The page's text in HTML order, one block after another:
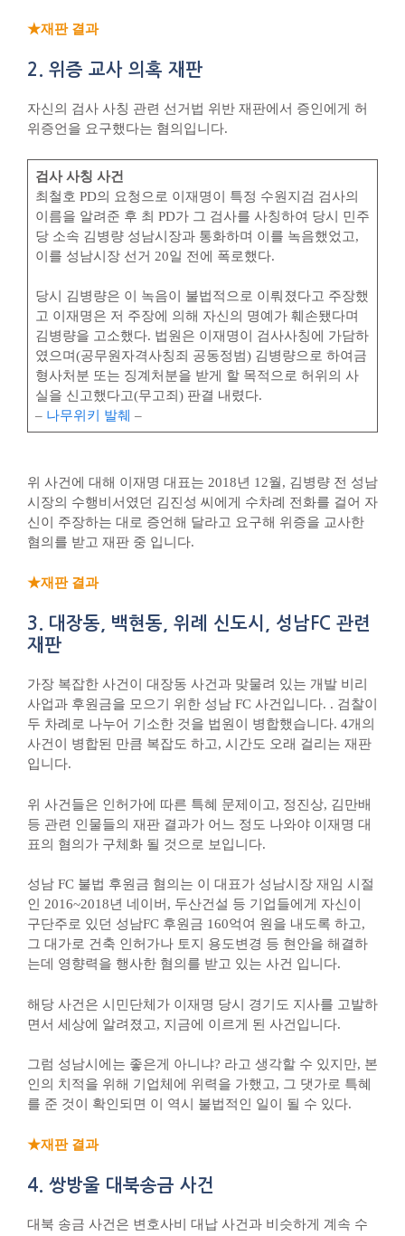
★재판 결과
2. 위증 교사 의혹 재판
자신의 검사 사칭 관련 선거법 위반 재판에서 증인에게 허
위증언을 요구했다는 혐의입니다.
검사 사칭 사건
최철호 PD의 요청으로 이재명이 특정 수원지검 검사의
이름을 알려준 후 최 PD가 그 검사를 사칭하여 당시 민주
당 소속 김병량 성남시장과 통화하며 이를 녹음했었고,
이를 성남시장 선거 20일 전에 폭로했다.
당시 김병량은 이 녹음이 불법적으로 이뤄졌다고 주장했
고 이재명은 저 주장에 의해 자신의 명예가 훼손됐다며
김병량을 고소했다. 법원은 이재명이 검사사칭에 가담하
였으며(공무원자격사칭죄 공동정범) 김병량으로 하여금
형사처분 또는 징계처분을 받게 할 목적으로 허위의 사
실을 신고했다고(무고죄) 판결 내렸다.
– 나무위키 발췌 –
위 사건에 대해 이재명 대표는 2018년 12월, 김병량 전 성남
시장의 수행비서였던 김진성 씨에게 수차례 전화를 걸어 자
신이 주장하는 대로 증언해 달라고 요구해 위증을 교사한
혐의를 받고 재판 중 입니다.
★재판 결과
3. 대장동, 백현동, 위례 신도시, 성남FC 관련
재판
가장 복잡한 사건이 대장동 사건과 맞물려 있는 개발 비리
사업과 후원금을 모으기 위한 성남 FC 사건입니다. . 검찰이
두 차례로 나누어 기소한 것을 법원이 병합했습니다. 4개의
사건이 병합된 만큼 복잡도 하고, 시간도 오래 걸리는 재판
입니다.
위 사건들은 인허가에 따른 특혜 문제이고, 정진상, 김만배
등 관련 인물들의 재판 결과가 어느 정도 나와야 이재명 대
표의 혐의가 구체화 될 것으로 보입니다.
성남 FC 불법 후원금 혐의는 이 대표가 성남시장 재임 시절
인 2016~2018년 네이버, 두산건설 등 기업들에게 자신이
구단주로 있던 성남FC 후원금 160억여 원을 내도록 하고,
그 대가로 건축 인허가나 토지 용도변경 등 현안을 해결하
는데 영향력을 행사한 혐의를 받고 있는 사건 입니다.​
해당 사건은 시민단체가 이재명 당시 경기도 지사를 고발하
면서 세상에 알려졌고, 지금에 이르게 된 사건입니다.
그럼 성남시에는 좋은게 아니냐? 라고 생각할 수 있지만, 본
인의 치적을 위해 기업체에 위력을 가했고, 그 댓가로 특혜
를 준 것이 확인되면 이 역시 불법적인 일이 될 수 있다.
★재판 결과
4. 쌍방울 대북송금 사건
대북 송금 사건은 변호사비 대납 사건과 비슷하게 계속 수